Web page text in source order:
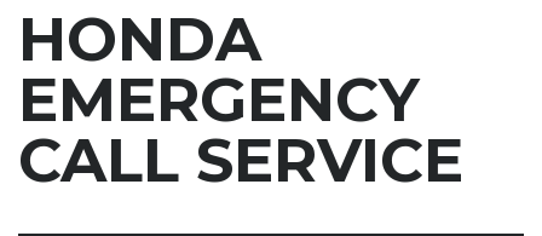
HONDA
EMERGENCY
CALL SERVICE